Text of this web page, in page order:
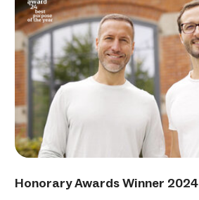
Honorary Awards Winner 2024